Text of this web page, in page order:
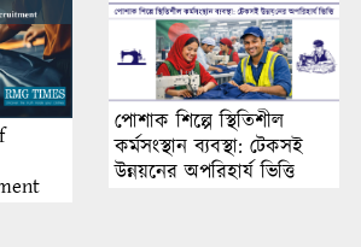
পোশাক শিল্পে স্থিতিশীল
কর্মসংস্থান ব্যবস্থা: টেকসই
উন্নয়নের অপরিহার্য ভিত্তি